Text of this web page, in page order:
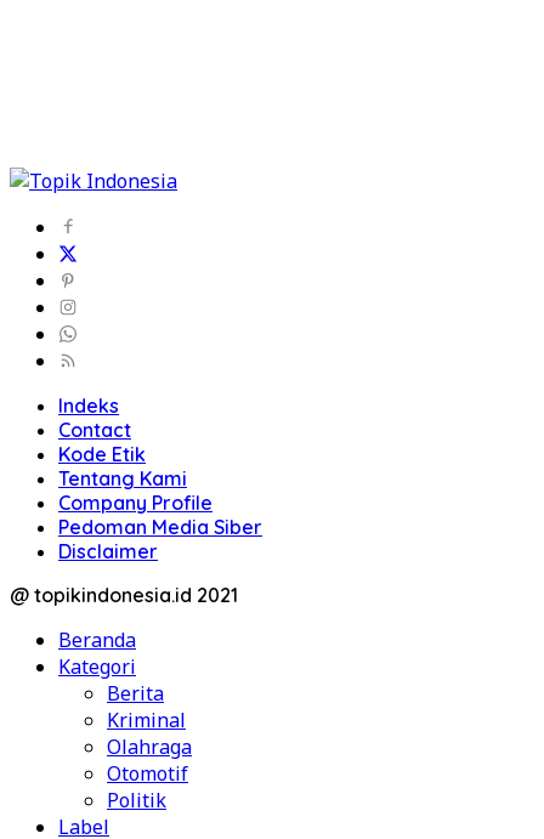
Indeks
Contact
Kode Etik
Tentang Kami
Company Profile
Pedoman Media Siber
Disclaimer
@ topikindonesia.id 2021
Beranda
Kategori
Berita
Kriminal
Olahraga
Otomotif
Politik
Label